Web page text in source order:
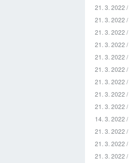
21. 3. 2022 /
21. 3. 2022 /
21. 3. 2022 /
21. 3. 2022 /
21. 3. 2022 /
21. 3. 2022 /
21. 3. 2022 /
21. 3. 2022 /
21. 3. 2022 /
14. 3. 2022 /
21. 3. 2022 /
21. 3. 2022 /
21. 3. 2022 /